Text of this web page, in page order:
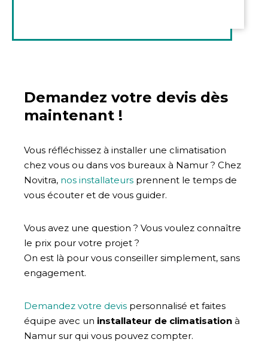
Demandez votre devis dès
maintenant !
Vous réfléchissez à installer une climatisation
chez vous ou dans vos bureaux à Namur ? Chez
Novitra, nos installateurs prennent le temps de
vous écouter et de vous guider.
Vous avez une question ? Vous voulez connaître
le prix pour votre projet ?
On est là pour vous conseiller simplement, sans
engagement.
Demandez votre devis personnalisé et faites
équipe avec un installateur de climatisation à
Namur sur qui vous pouvez compter.